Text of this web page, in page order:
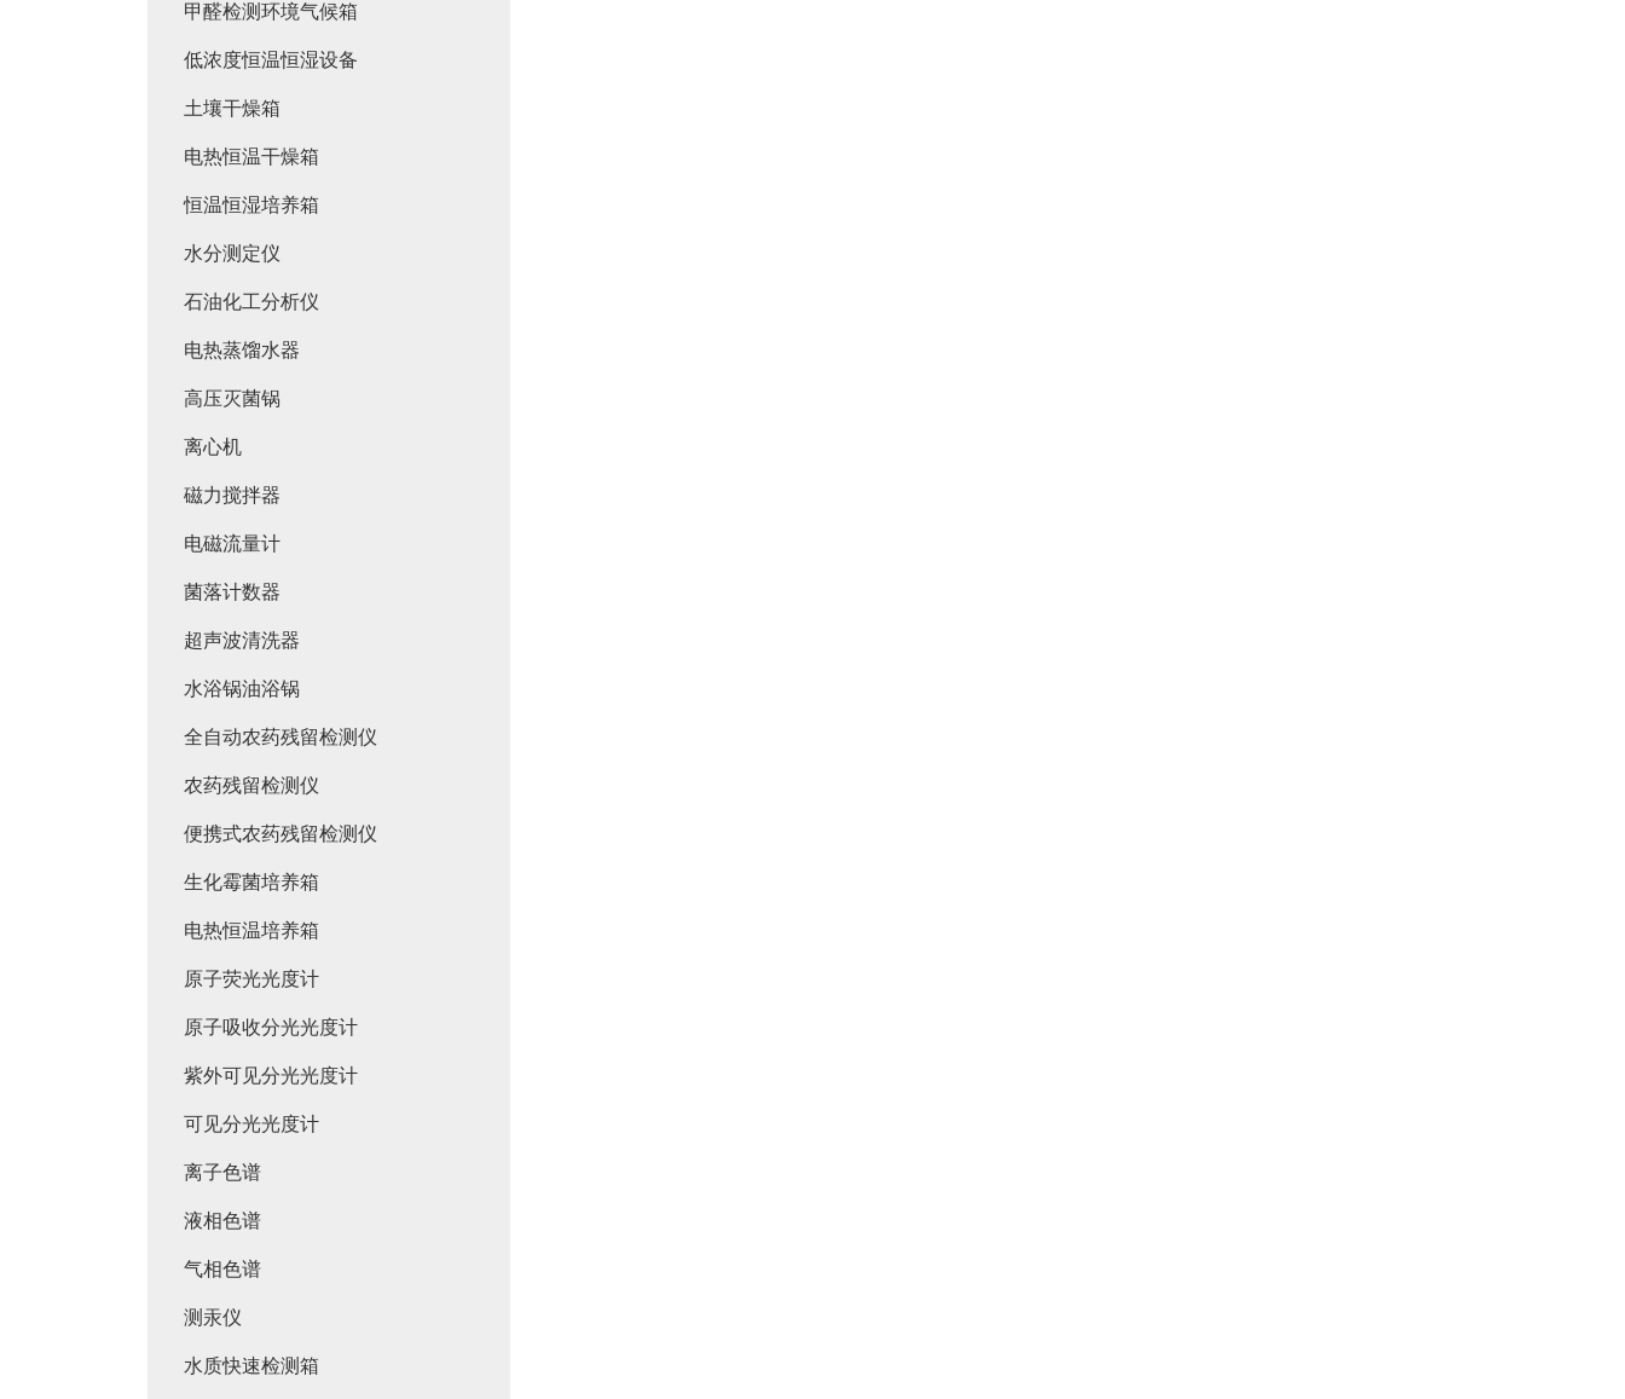
甲醛检测环境气候箱
低浓度恒温恒湿设备
土壤干燥箱
电热恒温干燥箱
恒温恒湿培养箱
水分测定仪
石油化工分析仪
电热蒸馏水器
高压灭菌锅
离心机
磁力搅拌器
电磁流量计
菌落计数器
超声波清洗器
水浴锅油浴锅
全自动农药残留检测仪
农药残留检测仪
便携式农药残留检测仪
生化霉菌培养箱
电热恒温培养箱
原子荧光光度计
原子吸收分光光度计
紫外可见分光光度计
可见分光光度计
离子色谱
液相色谱
气相色谱
测汞仪
水质快速检测箱